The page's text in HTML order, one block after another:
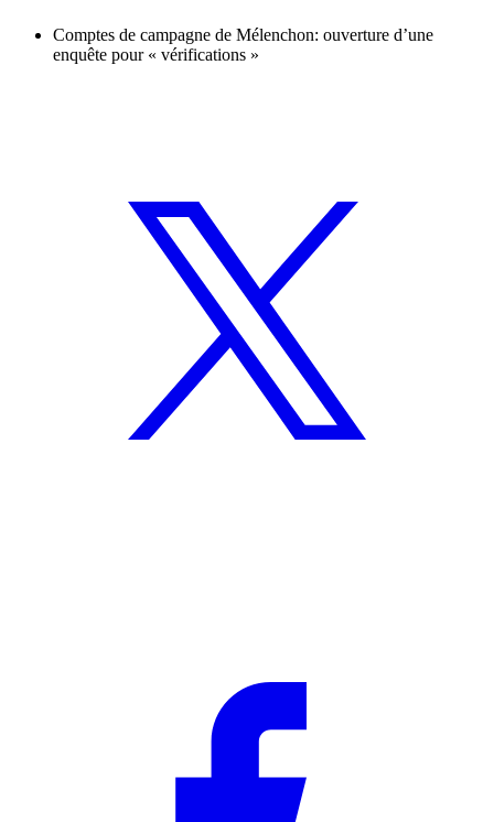
Comptes de campagne de Mélenchon: ouverture d’une
enquête pour « vérifications »